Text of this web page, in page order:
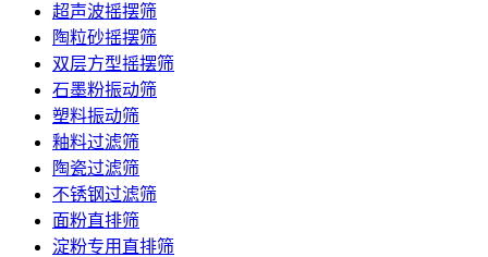
超声波摇摆筛
陶粒砂摇摆筛
双层方型摇摆筛
石墨粉振动筛
塑料振动筛
釉料过滤筛
陶瓷过滤筛
不锈钢过滤筛
面粉直排筛
淀粉专用直排筛